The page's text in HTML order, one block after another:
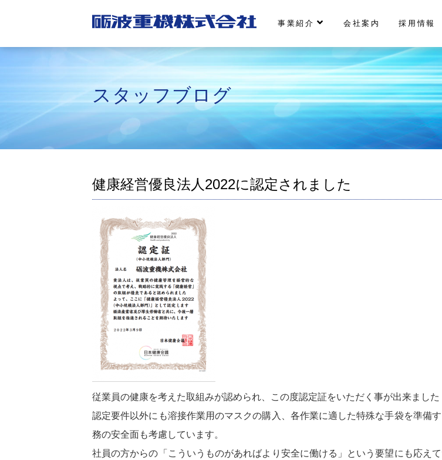
事業紹介 会社案内 採用情報
スタッフブログ
健康経営優良法人2022に認定されました
従業員の健康を考えた取組みが認められ、この度認定証をいただく事が出来ました
認定要件以外にも溶接作業用のマスクの購入、各作業に適した特殊な手袋を準備
務の安全面も考慮しています。
社員の方からの「こういうものがあればより安全に働ける」という要望にも応え